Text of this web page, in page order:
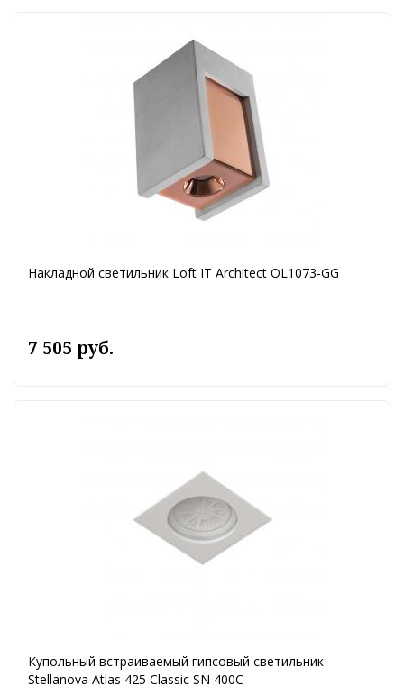
Накладной светильник Loft IT Architect OL1073-GG
7 505 руб.
Купольный встраиваемый гипсовый светильник
Stellanova Atlas 425 Classic SN 400C